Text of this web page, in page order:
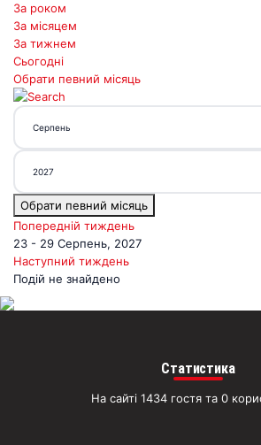
За роком
За місяцем
За тижнем
Сьогодні
Обрати певний місяць
Обрати певний місяць
Попередній тиждень
23 - 29 Серпень, 2027
Наступний тиждень
Подій не знайдено
Статистика
На сайті 1434 гостя та 0